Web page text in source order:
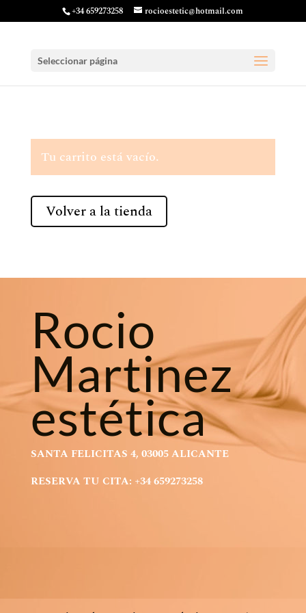
+34 659273258 rocioestetic@hotmail.com
Seleccionar página
Tu carrito está vacío.
Volver a la tienda
Rocio
Martinez
estética
SANTA FELICITAS 4, 03005 ALICANTE
RESERVA TU CITA: +34 659273258